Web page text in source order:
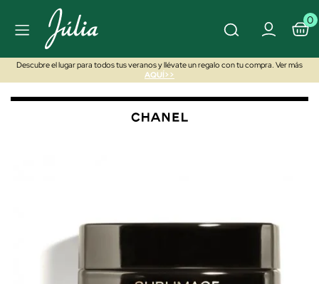
0
Descubre el lugar para todos tus veranos y llévate un regalo con tu compra. Ver más
AQUÍ>>